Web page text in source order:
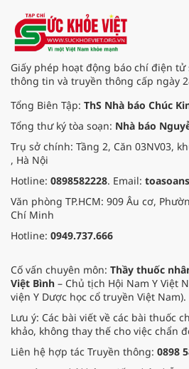
Giấy phép hoạt động báo chí điện tử
thông tin và truyền thông cấp ngày
Tổng Biên Tập: ThS Nhà báo Chúc
Tổng thư ký tòa soạn: Nhà báo
Trụ sở chính: Tầng 2, Căn 03NV03,
, Hà Nội
Hotline: 0898582228. Email:
Văn phòng TP.HCM: 909 Âu cơ,
Chí Minh
Hotline: 0949.737.666
Cố vấn chuyên môn: Thầy thuốc
Việt Bình – Chủ tịch Hội Nam Y Việt
viện Y Dược học cổ truyền Việt Nam).
Lưu ý: Các bài viết về các bài thuốc
khảo, không thay thế cho việc chẩn
Liên hệ hợp tác Truyền thông: 0898